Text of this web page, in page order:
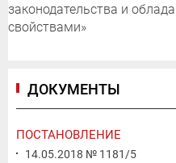
законодательства и
свойствами»
ДОКУМЕНТЫ
ПОСТАНОВЛЕНИЕ
14.05.2018 № 1181/5